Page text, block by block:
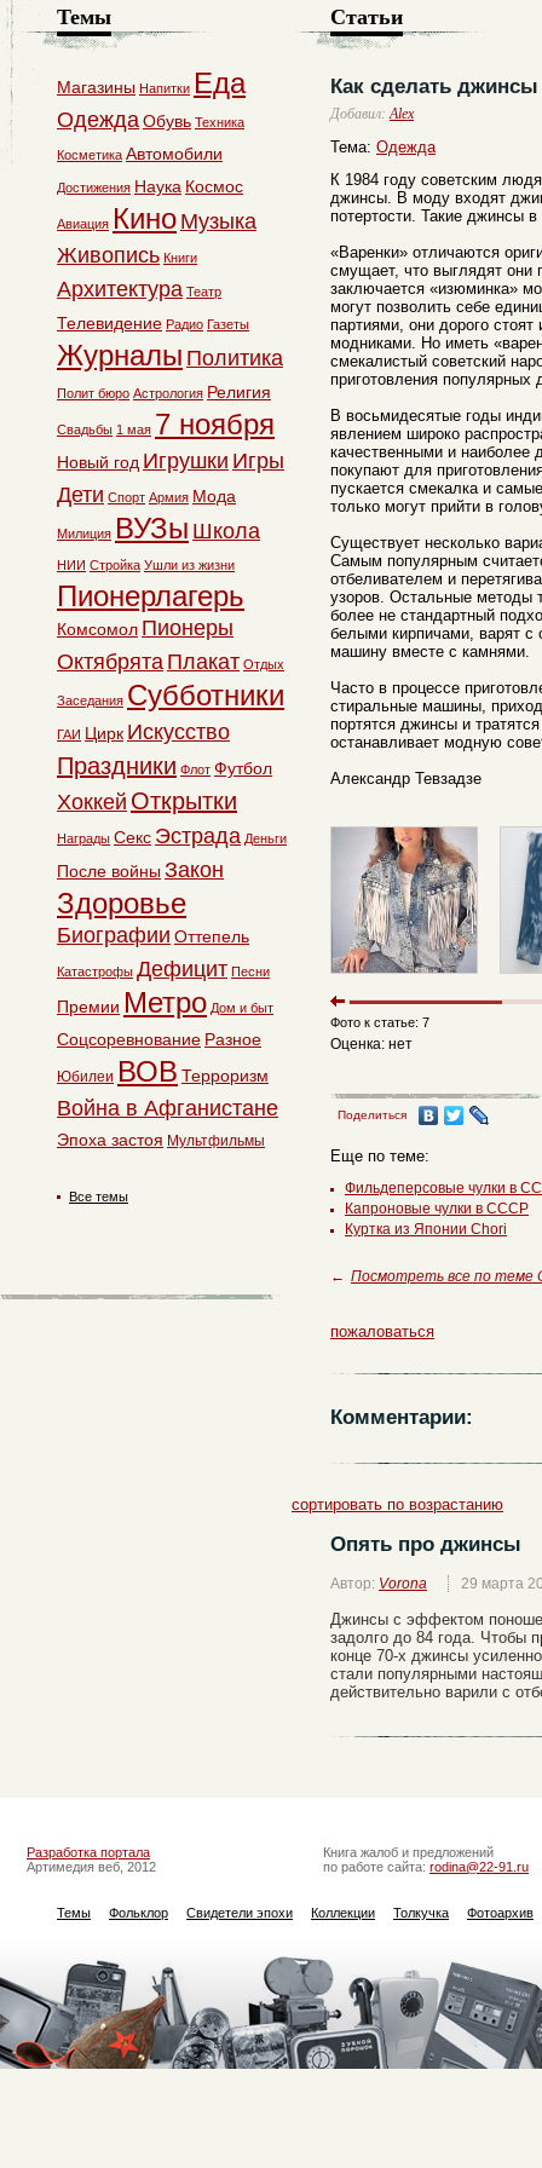
Статьи
Как сделать джинсы
Добавил:Alex
Тема: Одежда
К 1984 году советским
джинсы. В моду входят
потертости. Такие джинсы
«Варенки» отличаются
смущает, что выглядят
заключается «изюминка»
могут позволить себе
партиями, они дорого
модниками. Но иметь
смекалистый советский
приготовления
В восьмидесятые годы
явлением широко
качественными и
покупают для
пускается смекалка и
только могут прийти в
Существует несколько
Самым популярным
отбеливателем и
узоров. Остальные
более не стандартный
белыми кирпичами, варят с
машину вместе с камнями.
Часто в процессе
стиральные машины,
портятся джинсы и
останавливает модную
Александр Тевзадзе
Фото к статье: 7
Оценка: нет
Поделиться
Еще по теме:
Фильдеперсовые чулки в
Капроновые чулки в СССР
Куртка из Японии Сhori
← Посмотреть все по теме
пожаловаться
Комментарии:
сортировать по возрастанию
Опять про джинсы
Автор: Vorona 29 марта
Джинсы с эффектом
задолго до 84 года. Чтобы
конце 70-х джинсы
стали популярными
действительно варили с
Темы
Магазины Напитки Еда
ОдеждаОбувь Техника
Косметика Автомобили
Достижения Наука Космос
Авиация Кино Музыка
Живопись Книги
Архитектура Театр
Телевидение Радио Газеты
Журналы Политика
Полит бюро Астрология Религия
Свадьбы 1 мая 7 ноября
Новый год Игрушки Игры
Дети Спорт Армия Мода
Милиция ВУЗы Школа
НИИ Стройка Ушли из жизни
Пионерлагерь
Комсомол Пионеры
Октябрята Плакат Отдых
Заседания Субботники
ГАИ Цирк Искусство
Праздники Флот Футбол
Хоккей Открытки
Награды Секс Эстрада Деньги
После войны Закон
Здоровье
Биографии Оттепель
Катастрофы Дефицит Песни
Премии Метро Дом и быт
Соцсоревнование Разное
Юбилеи ВОВ Терроризм
Война в Афганистане
Эпоха застоя Мультфильмы
Все темы
Разработка портала
Артимедия веб, 2012
Книга жалоб и предложений
по работе сайта: rodina@22-91.ru
Темы Фольклор Свидетели эпохи Коллекции Толкучка Фотоархив